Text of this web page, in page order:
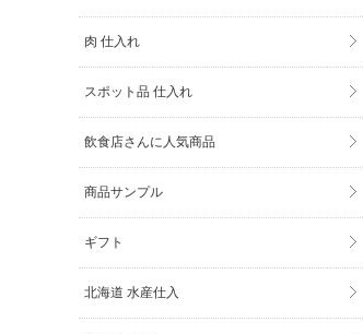
肉 仕入れ
スポット品 仕入れ
飲食店さんに人気商品
商品サンプル
ギフト
北海道 水産仕入